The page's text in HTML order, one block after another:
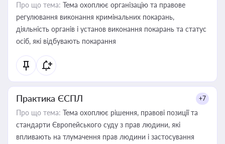
Про що тема: Тема охоплює організацію та правове
регулювання виконання кримінальних покарань,
діяльність органів і установ виконання покарань та статус
осіб, які відбувають покарання
Практика ЄСПЛ +7
Про що тема: Тема охоплює рішення, правові позиції та
стандарти Європейського суду з прав людини, які
впливають на тлумачення прав людини і застосування